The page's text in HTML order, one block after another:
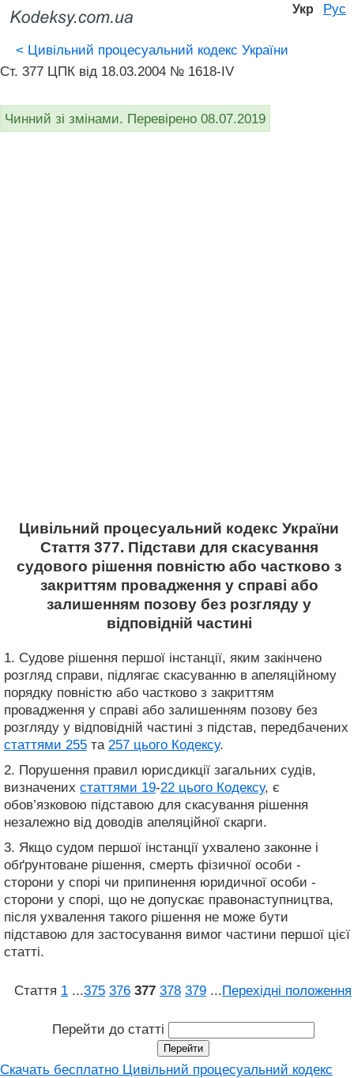
Укр Рус
< Цивільний процесуальний кодекс України
Ст. 377 ЦПК від 18.03.2004 № 1618-IV
Чинний зі змінами. Перевірено 08.07.2019
Цивільний процесуальний кодекс України
Стаття 377. Підстави для скасування
судового рішення повністю або частково з
закриттям провадження у справі або
залишенням позову без розгляду у
відповідній частині
1. Судове рішення першої інстанції, яким закінчено
розгляд справи, підлягає скасуванню в апеляційному
порядку повністю або частково з закриттям
провадження у справі або залишенням позову без
розгляду у відповідній частині з підстав, передбачених
статтями 255 та 257 цього Кодексу.
2. Порушення правил юрисдикції загальних судів,
визначених статтями 19-22 цього Кодексу, є
обов’язковою підставою для скасування рішення
незалежно від доводів апеляційної скарги.
3. Якщо судом першої інстанції ухвалено законне і
обґрунтоване рішення, смерть фізичної особи -
сторони у спорі чи припинення юридичної особи -
сторони у спорі, що не допускає правонаступництва,
після ухвалення такого рішення не може бути
підставою для застосування вимог частини першої цієї
статті.
Стаття 1 ...375 376 377 378 379 ...Перехідні положення
Перейти до статті
Скачать бесплатно Цивільний процесуальний кодекс